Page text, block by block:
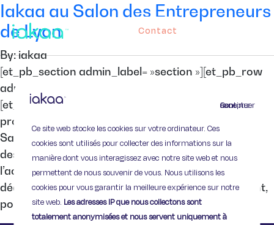
Continuer sans accepter
Ce site web stocke les cookies sur votre ordinateur. Ces
cookies sont utilisés pour collecter des informations sur la
manière dont vous interagissez avec notre site web et nous
permettent de nous souvenir de vous. Nous utilisons les
cookies pour vous garantir la meilleure expérience sur notre
site web. Les adresses IP que nous collectons sont
totalement anonymisées et nous servent uniquement à
Contact
Iakaa au Salon des Entrepreneurs
de Lyon
By: iakaa
[et_pb_section admin_label= »section »][et_pb_row
admin_label= »row »][et_pb_column type= »4_4″]
[et_pb_text admin_label= »Texte »] Les 11 et 12 juin
prochain, Iakaa participera à la 11ème édition du
Salon des Entrepreneurs qui se tiendra au Centre
des Congrès de Lyon. Cette année, le salon met
l’accent sur « les solutions numériques innovantes
dédiées aux TPE et PME ». Que vous soyez dirigeant,
porteur d’un projet ou jeune […]